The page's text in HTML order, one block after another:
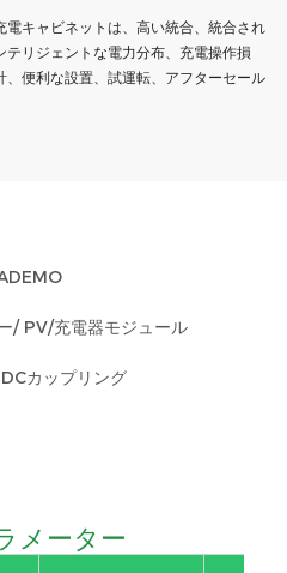
キャビネットは、高い統合、統合され
リジェントな電力分布、充電操作損
便利な設置、試運転、アフターセール
/ PV/充電器モジュール
カップリング
メーター